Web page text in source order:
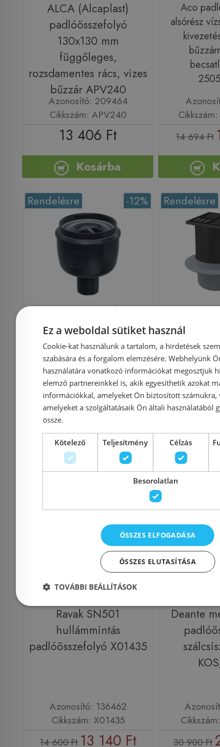
ALCA (Alcaplast)
padlóösszefolyó
130x130 mm
függőleges,
rozsdamentes rács, vizes
bűzzár APV240
Azonosító: 209464
Cikkszám: APV240
13 406 Ft
Kosárba
Aco
alsórész
14 694 Ft
-12%
Rendelésre
Aco padlóösszefolyó
alsórész függőleges DN
50 kivezetéssel 50 mm
bűzzárral 2500.55.00
Azonosító: 127030
Cikkszám: 2500.55.00
15 900 Ft13 992 Ft
Kosárba
Rendelésre
ALCA
13
Ravak SN501
hullámmintás
padlóösszefolyó X01435
Azonosító: 136462
Cikkszám: X01435
14 600 Ft 13 140 Ft
Deante
30 900 Ft
Ez a weboldal sütiket használ
Cookie-kat használunk a tartalom, a hirdetések
szabására és a forgalom elemzésére. Webhelyünk
használatára vonatkozó információkat megosztjuk
elemző partnereinkkel is, akik egyesíthetik azokat
információkkal, amelyeket Ön biztosított számukra,
amelyeket a szolgáltatásaik Ön általi használatából
össze.
Kötelező Teljesítmény Célzás
Besorolatlan
ÖSSZES ELFOGADÁSA
ÖSSZES ELUTASÍTÁSA
TOVÁBBI BEÁLLÍTÁSOK